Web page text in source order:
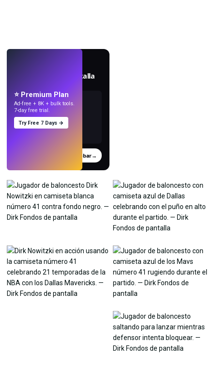
Crea fondos de pantalla
Probar→
⭐ Premium Plan
Ad-free + 8K + bulk tools.
7-day free trial.
Try Free 7 Days →